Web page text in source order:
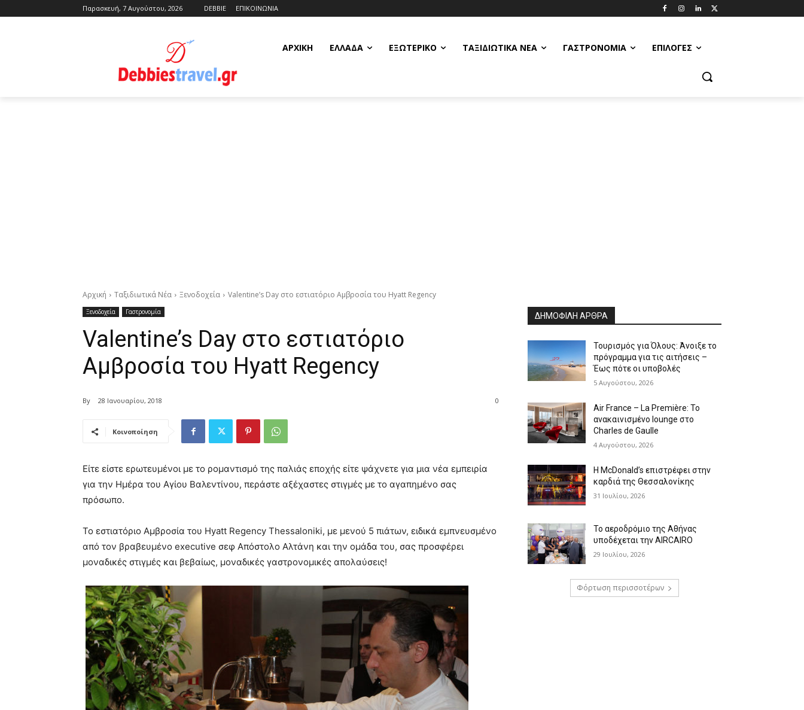
Παρασκευή, 7 Αυγούστου, 2026 DEBBIE ΕΠΙΚΟΙΝΩΝΙΑ
ΑΡΧΙΚΗ ΕΛΛΆΔΑ ΕΞΩΤΕΡΙΚΌ ΤΑΞΙΔΙΩΤΙΚΆ ΝΈΑ ΓΑΣΤΡΟΝΟΜΊΑ ΕΠΙΛΟΓΈΣ
Αρχική Ταξιδιωτικά Νέα Ξενοδοχεία Valentine’s Day στο εστιατόριο Αμβροσία του Hyatt Regency
Ξενοδοχεία Γαστρονομία
Valentine’s Day στο εστιατόριο
Αμβροσία του Hyatt Regency
By 28 Ιανουαρίου, 2018 0
Κοινοποίηση
Είτε είστε ερωτευμένοι με το ρομαντισμό της παλιάς εποχής είτε ψάχνετε για μια νέα εμπειρία
για την Ημέρα του Αγίου Βαλεντίνου, περάστε αξέχαστες στιγμές με το αγαπημένο σας
πρόσωπο.
Το εστιατόριο Αμβροσία του Hyatt Regency Thessaloniki, με μενού 5 πιάτων, ειδικά εμπνευσμένο
από τον βραβευμένο executive σεφ Απόστολο Αλτάνη και την ομάδα του, σας προσφέρει
μοναδικές στιγμές και βεβαίως, μοναδικές γαστρονομικές απολαύσεις!
ΔΗΜΟΦΙΛΗ ΑΡΘΡΑ
Τουρισμός για Όλους: Άνοιξε το
πρόγραμμα για τις αιτήσεις –
Έως πότε οι υποβολές
5 Αυγούστου, 2026
Air France – La Première: Το
ανακαινισμένο lounge στο
Charles de Gaulle
4 Αυγούστου, 2026
Η McDonald’s επιστρέφει στην
καρδιά της Θεσσαλονίκης
31 Ιουλίου, 2026
Το αεροδρόμιο της Αθήνας
υποδέχεται την AIRCAIRO
29 Ιουλίου, 2026
Φόρτωση περισσοτέρων